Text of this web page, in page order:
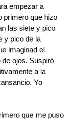
empezar a
primero que hizo
las siete y pico
y pico de la
imaginad el
ojos. Suspiró
a la
Yo
que me puso